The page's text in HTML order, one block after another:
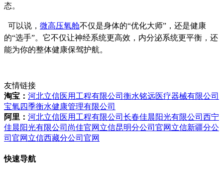
态。
可以说， 微高压氧舱不仅是身体的“优化大师”，还是健康
的“选手”。它不仅让神经系统更高效，内分泌系统更平衡，还
能为你的整体健康保驾护航。
友情链接
淘宝： 河北立信医用工程有限公司 衡水铭远医疗器械有限公司
宝氧四季衡水健康管理有限公司
阿里： 河北立信医用工程有限公司 长春佳晨阳光有限公司 西宁
佳晨阳光有限公司 尚佳官网 立信昆明分公司官网 立信新疆分公
司官网 立信西藏分公司官网
快速导航